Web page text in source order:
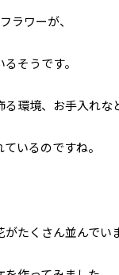
ラワーが、
そうです。
る環境、お手入れ
いるのですね。
たくさん並んでい